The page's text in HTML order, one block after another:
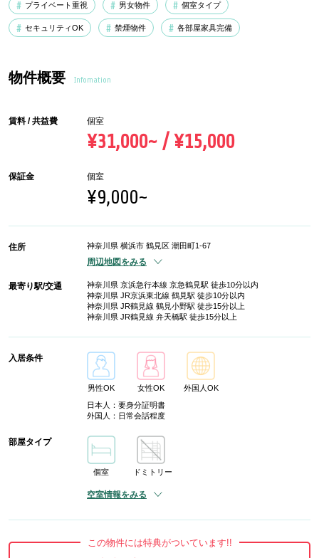
プライベート重視 男女物件 個室タイプ
セキュリティOK 禁煙物件 各部屋家具完備
物件概要 Infomation
賃料 / 共益費 個室
¥31,000~ / ¥15,000
保証金 個室
¥9,000~
住所 神奈川県 横浜市 鶴見区 潮田町1-67
周辺地図をみる
最寄り駅/交通
神奈川県 京浜急行本線 京急鶴見駅 徒歩10分以内
神奈川県 JR京浜東北線 鶴見駅 徒歩10分以内
神奈川県 JR鶴見線 鶴見小野駅 徒歩15分以上
神奈川県 JR鶴見線 弁天橋駅 徒歩15分以上
入居条件
男性OK 女性OK
外国人OK
日本人：要身分証明書
外国人：日常会話程度
部屋タイプ
個室 ドミトリー
空室情報をみる
この物件には特典がついています!!